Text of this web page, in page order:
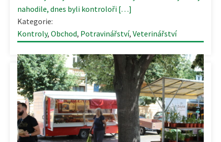
nahodile, dnes byli kontroloři […]
Kategorie:
Kontroly, Obchod, Potravinářství, Veterinářství